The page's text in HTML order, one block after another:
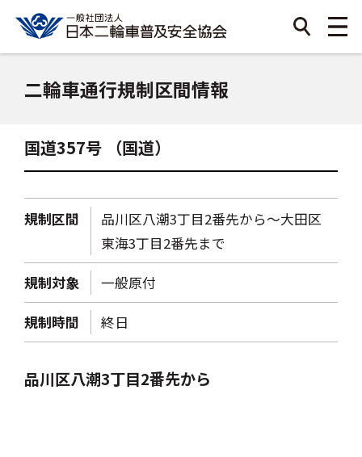
二輪車通行規制区間情報
国道357号 （国道）
規制区間
品川区八潮3丁目2番先から～大田区
東海3丁目2番先まで
規制対象 一般原付
規制時間 終日
品川区八潮3丁目2番先から